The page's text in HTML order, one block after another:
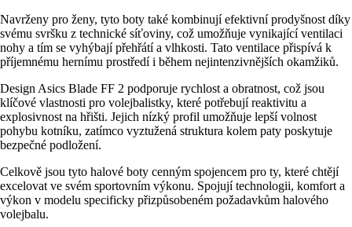
Navrženy pro ženy, tyto boty také kombinují efektivní prodyšnost díky
svému svršku z technické síťoviny, což umožňuje vynikající ventilaci
nohy a tím se vyhýbají přehřátí a vlhkosti. Tato ventilace přispívá k
příjemnému hernímu prostředí i během nejintenzivnějších okamžiků.
Design Asics Blade FF 2 podporuje rychlost a obratnost, což jsou
klíčové vlastnosti pro volejbalistky, které potřebují reaktivitu a
explosivnost na hřišti. Jejich nízký profil umožňuje lepší volnost
pohybu kotníku, zatímco vyztužená struktura kolem paty poskytuje
bezpečné podložení.
Celkově jsou tyto halové boty cenným spojencem pro ty, které chtějí
excelovat ve svém sportovním výkonu. Spojují technologii, komfort a
výkon v modelu specificky přizpůsobeném požadavkům halového
volejbalu.